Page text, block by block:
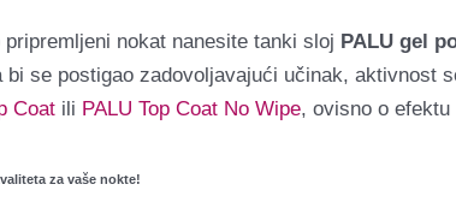
pripremljeni nokat nanesite tanki sloj PALU gel
bi se postigao zadovoljavajući učinak, aktivnost
Coat ili PALU Top Coat No Wipe, ovisno o
za vaše nokte!